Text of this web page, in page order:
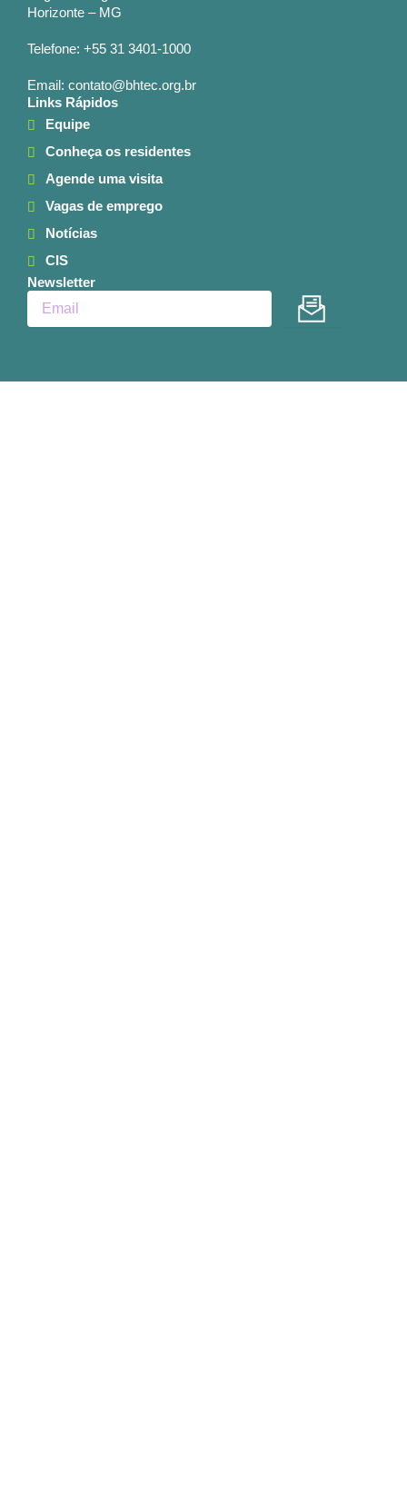
Horizonte – MG
Telefone: +55 31 3401-1000
Email: contato@bhtec.org.br
Links Rápidos
Equipe
Conheça os residentes
Agende uma visita
Vagas de emprego
Notícias
CIS
Newsletter
Enviar